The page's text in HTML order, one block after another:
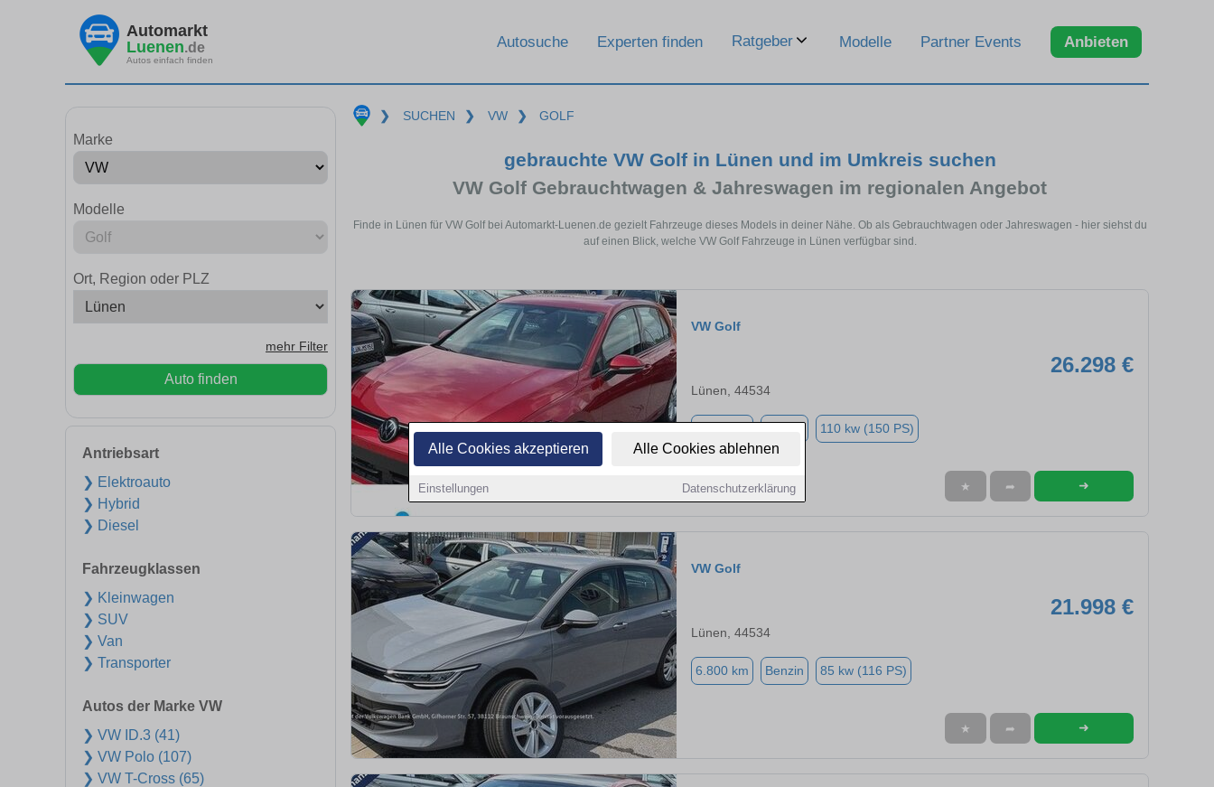
Alle Cookies akzeptieren Alle Cookies ablehnen
Einstellungen Datenschutzerklärung
Automarkt
Luenen.de
Autos einfach finden
Autosuche Experten finden Ratgeber Modelle Partner Events Anbieten
Marke
Modelle
Ort, Region oder PLZ
mehr Filter
Auto finden
Antriebsart
❯ Elektroauto
❯ Hybrid
❯ Diesel
Fahrzeugklassen
❯ Kleinwagen
❯ SUV
❯ Van
❯ Transporter
Autos der Marke VW
❯ VW ID.3 (41)
❯ VW Polo (107)
❯ VW T-Cross (65)
❯ SUCHEN ❯ VW ❯ GOLF
gebrauchte VW Golf in Lünen und im Umkreis suchen
VW Golf Gebrauchtwagen & Jahreswagen im regionalen Angebot
Finde in Lünen für VW Golf bei Automarkt-Luenen.de gezielt Fahrzeuge dieses Models in deiner Nähe. Ob als Gebrauchtwagen oder Jahreswagen - hier siehst du
auf einen Blick, welche VW Golf Fahrzeuge in Lünen verfügbar sind.
VW Golf
26.298 €
Lünen, 44534
110 kw (150 PS)
★ ➦ ➜
VW Golf
21.998 €
Lünen, 44534
6.800 km Benzin 85 kw (116 PS)
★ ➦ ➜